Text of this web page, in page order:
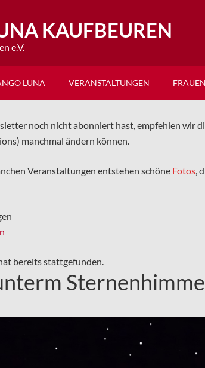
KAUFBEUREN
e.V.
LUNA VERANSTALTUNGEN
noch nicht abonniert hast, empfehlen wir
manchmal ändern können.
Veranstaltungen entstehen schöne Fotos,
bereits stattgefunden.